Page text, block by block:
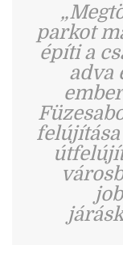
parkot
építi a
adva